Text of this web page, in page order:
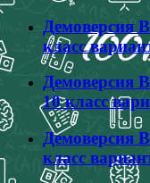
Демоверсия
класс
Демоверсия
10 класс
Демоверсия
класс